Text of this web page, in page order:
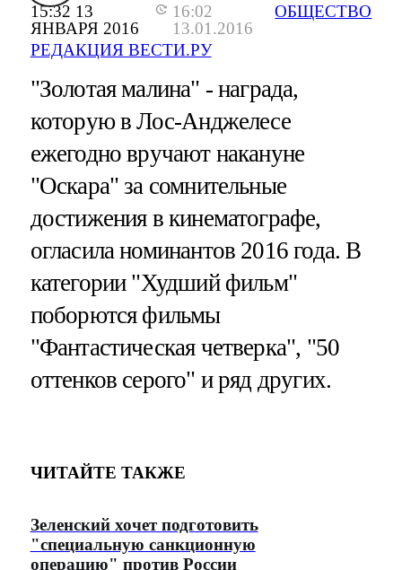
15:32 13
ЯНВАРЯ 2016
16:02
13.01.2016
РЕДАКЦИЯ ВЕСТИ.РУ
ОБЩЕСТВО
"Золотая малина" - награда,
которую в Лос-Анджелесе
ежегодно вручают накануне
"Оскара" за сомнительные
достижения в кинематографе,
огласила номинантов 2016 года. В
категории "Худший фильм"
поборются фильмы
"Фантастическая четверка", "50
оттенков серого" и ряд других.
ЧИТАЙТЕ ТАКЖЕ
Зеленский хочет подготовить
"специальную санкционную
операцию" против России